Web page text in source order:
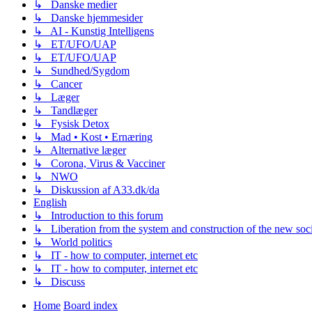
↳ Danske medier
↳ Danske hjemmesider
↳ AI - Kunstig Intelligens
↳ ET/UFO/UAP
↳ ET/UFO/UAP
↳ Sundhed/Sygdom
↳ Cancer
↳ Læger
↳ Tandlæger
↳ Fysisk Detox
↳ Mad • Kost • Ernæring
↳ Alternative læger
↳ Corona, Virus & Vacciner
↳ NWO
↳ Diskussion af A33.dk/da
English
↳ Introduction to this forum
↳ Liberation from the system and construction of the new
↳ World politics
↳ IT - how to computer, internet etc
↳ IT - how to computer, internet etc
↳ Discuss
Home Board index